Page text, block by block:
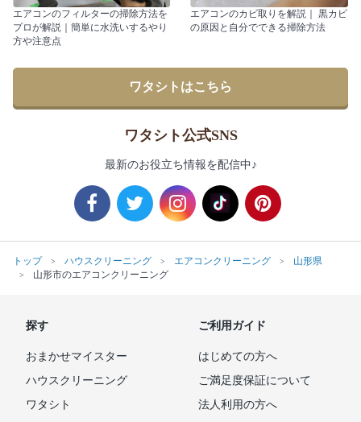
エアコンのフィルターの掃除方法を
プロが解説｜簡単に水洗いするやり
方や注意点
エアコンのカビ取りを解説｜ 黒カビ
の原因と自分でできる掃除方法
ワタシトはこちら
ワタシト公式SNS
最新のお役立ち情報を配信中♪
トップ ハウスクリーニング エアコンクリーニング
山形県
山形市のエアコンクリーニング
探す
おまかせマイスター
ハウスクリーニング
ワタシト
ご利用ガイド
はじめての方へ
ご満足度保証について
法人利用の方へ